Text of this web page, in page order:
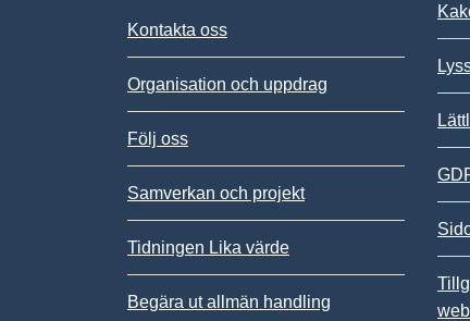
Kontakta oss
Organisation och uppdrag
Följ oss
Samverkan och projekt
Tidningen Lika värde
Begära ut allmän handling